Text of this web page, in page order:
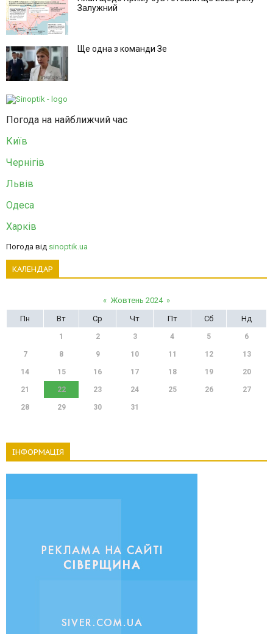
Залужний
Ще одна з команди Зе
Погода на найближчий час
Київ
Чернігів
Львів
Одеса
Харків
Погода від sinoptik.ua
КАЛЕНДАР
« Жовтень 2024 »
Пн
Вт Ср Чт Пт Сб Нд
1 2 3 4 5 6
7 8 9 10 11 12 13
14 15 16 17 18 19 20
21 22 23 24 25 26 27
28 29 30 31
ІНФОРМАЦІЯ